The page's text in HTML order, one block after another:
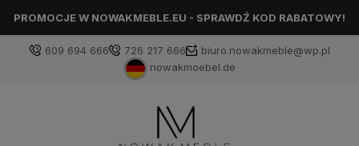
PROMOCJE W NOWAKMEBLE.EU - SPRAWDŹ KOD RABATOWY!
609 694 666 726 217 666
biuro.nowakmeble@wp.pl
nowakmoebel.de